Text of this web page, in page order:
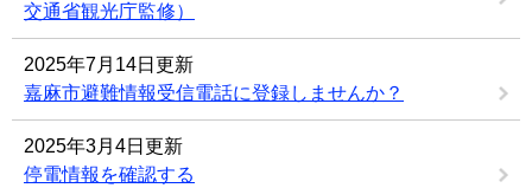
交通省観光庁監修）
2025年7月14日更新
嘉麻市避難情報受信電話に登録しませんか？
2025年3月4日更新
停電情報を確認する